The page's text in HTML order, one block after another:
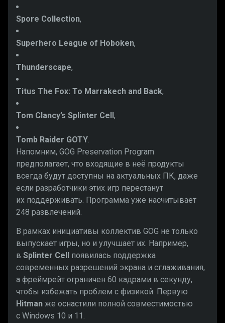
Spore Collection,
Superhero League of Hoboken,
Thunderscape,
Titus The Fox: To Marrakech and Back,
Tom Clancy’s Splinter Cell,
Tomb Raider GOTY.
Напомним, GOG Preservation Program
предполагает, что входящие в неё продукты
всегда будут доступны на актуальных ПК, даже
если разработчики этих игр перестанут
их поддерживать. Программа уже насчитывает
248 развлечений.
В рамках инициативы коллектив GOG не только
выпускает игры, но и улучшает их. Например,
в Splinter Cell
появилась поддержка
современных разрешений экрана и сглаживания,
а фреймрейт ограничен 60 кадрами в секунду,
чтобы избежать проблем с физикой. Первую
Hitman же оснастили полной совместимостью
с Windows 10 и 11.